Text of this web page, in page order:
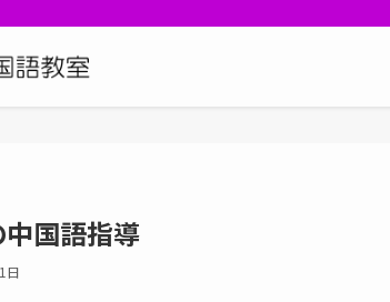
国語指導
日